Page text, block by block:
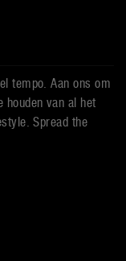
tempo. Aan ons om
houden van al het
Spread the